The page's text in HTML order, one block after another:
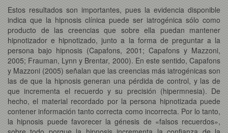
Estos resultados son importantes, pues la evidencia disponible
indica que la hipnosis clínica puede ser iatrogénica sólo como
producto de las creencias que sobre ella puedan mantener
hipnotizador e hipnotizado, junto a la forma de preguntar a la
persona bajo hipnosis (Capafons, 2001; Capafons y Mazzoni,
2005; Frauman, Lynn y Brentar, 2000). En este sentido, Capafons
y Mazzoni (2005) señalan que las creencias más iatrogénicas son
las de que la hipnosis generan una pérdida de control, y las de
que incrementa el recuerdo y su precisión (hipermnesia). De
hecho, el material recordado por la persona hipnotizada puede
contener información tanto correcta como incorrecta. Por lo tanto,
la hipnosis puede favorecer la génesis de «falsos recuerdos»,